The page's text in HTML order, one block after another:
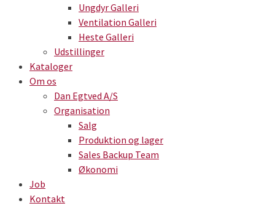
Ungdyr Galleri
Ventilation Galleri
Heste Galleri
Udstillinger
Kataloger
Om os
Dan Egtved A/S
Organisation
Salg
Produktion og lager
Sales Backup Team
Økonomi
Job
Kontakt